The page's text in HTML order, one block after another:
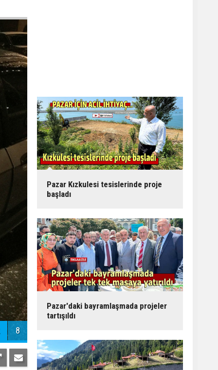
8
Pazar Kızkulesi tesislerinde proje
başladı
Pazar'daki bayramlaşmada projeler
tartışıldı